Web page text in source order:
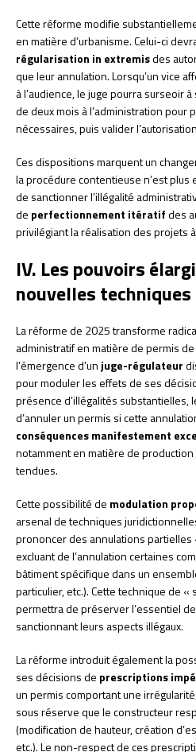
Cette réforme modifie
en matière d’urbanisme. Celui-ci
régularisation in extremisdes
que leur annulation. Lorsqu’un vice
à l’audience, le juge pourra surseoir
de deux mois à l’administration pour
nécessaires, puis valider
Ces dispositions marquent un
la procédure contentieuse n’est plus
de sanctionner l’illégalité
de perfectionnement itératifdes
privilégiant la réalisation des projets
IV. Les pouvoirs
nouvelles
La réforme de 2025 transforme
administratif en matière de permis
l’émergence d’unjuge-régulateur
pour moduler les effets de ses
présence d’illégalités substantielles,
d’annuler un permis si cette
conséquences manifestement
notamment en matière de
tendues.
Cette possibilité de modulation
arsenal de techniques
prononcer des annulations partielles
excluant de l’annulation certaines
bâtiment spécifique dans un
particulier, etc.). Cette technique de
permettra de préserver l’essentiel
sanctionnant leurs aspects illégaux.
La réforme introduit également la
ses décisions de prescriptions
un permis comportant une
sous réserve que le constructeur
(modification de hauteur, création
etc.). Le non-respect de ces